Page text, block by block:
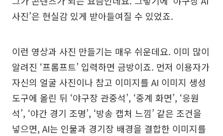
사진’은 현실감 있게 받아들여질 수 있었죠.
이런 영상과 사진 만들기는 매우 쉬운데요. 이미 많이
알려진 ‘프롬프트’ 입력하면 금방이죠. 먼저 이용자가
자신의 얼굴 사진이나 참고 이미지를 AI 이미지 생성
도구에 올린 뒤 ‘야구장 관중석’, ‘중계 화면’, ‘응원
석’, ‘야간 경기 조명’, ‘방송 캡처 느낌’ 같은 조건을
넣으면, AI는 인물과 경기장 배경을 결합한 이미지를